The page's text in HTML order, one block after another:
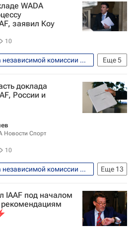
2016
атлетике
WADA
заявил Коу
10
Еще5
Вторая часть доклада независимой комиссии WADA обнародована 14 января 2016 года
доклада
России и
Новости Спорт
10
Еще 13
Вторая часть доклада независимой комиссии WADA обнародована 14 января 2016 года
Виталий Мутко
Василий Титов
IAAF под началом
рекомендациям